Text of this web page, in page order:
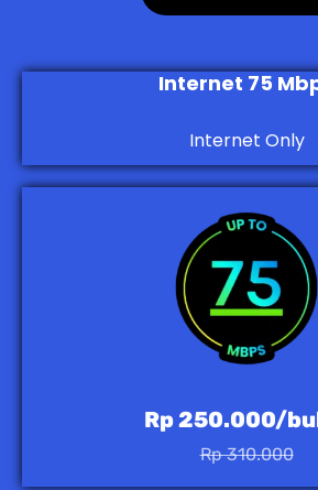
Internet 75
Internet Only
Rp 250.000/
Rp 310.000